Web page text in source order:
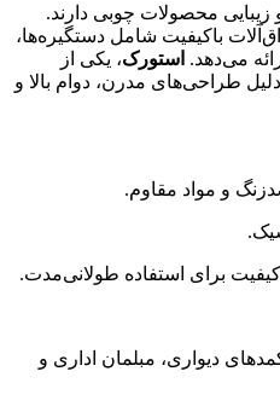
محصولات چوبی دارند.
باکیفیت شامل دستگیره‌ها،
می‌دهد. استورک، یکی از
طراحی‌های مدرن، دوام بالا و
و مواد مقاوم.
برای استفاده طولانی‌مدت.
دیواری، مبلمان اداری و